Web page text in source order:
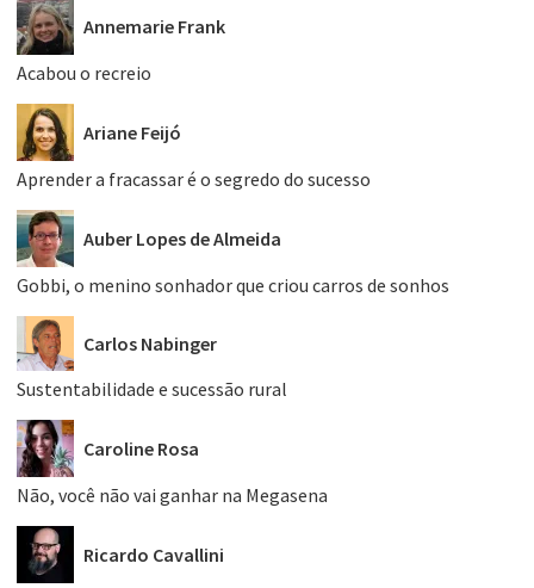
Annemarie Frank
Acabou o recreio
Ariane Feijó
Aprender a fracassar é o segredo do sucesso
Auber Lopes de Almeida
Gobbi, o menino sonhador que criou carros de sonhos
Carlos Nabinger
Sustentabilidade e sucessão rural
Caroline Rosa
Não, você não vai ganhar na Megasena
Ricardo Cavallini